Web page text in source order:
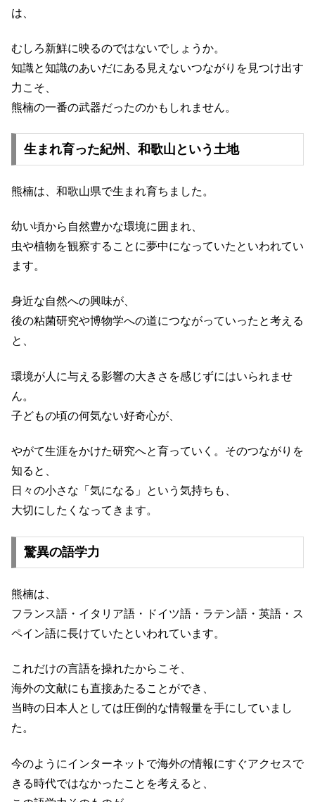
は、
むしろ新鮮に映るのではないでしょうか。
知識と知識のあいだにある見えないつながりを見つけ出す
力こそ、
熊楠の一番の武器だったのかもしれません。
生まれ育った紀州、和歌山という土地
熊楠は、和歌山県で生まれ育ちました。
幼い頃から自然豊かな環境に囲まれ、
虫や植物を観察することに夢中になっていたといわれてい
ます。
身近な自然への興味が、
後の粘菌研究や博物学への道につながっていったと考える
と、
環境が人に与える影響の大きさを感じずにはいられませ
ん。
子どもの頃の何気ない好奇心が、
やがて生涯をかけた研究へと育っていく。そのつながりを
知ると、
日々の小さな「気になる」という気持ちも、
大切にしたくなってきます。
驚異の語学力
熊楠は、
フランス語・イタリア語・ドイツ語・ラテン語・英語・ス
ペイン語に長けていたといわれています。
これだけの言語を操れたからこそ、
海外の文献にも直接あたることができ、
当時の日本人としては圧倒的な情報量を手にしていまし
た。
今のようにインターネットで海外の情報にすぐアクセスで
きる時代ではなかったことを考えると、